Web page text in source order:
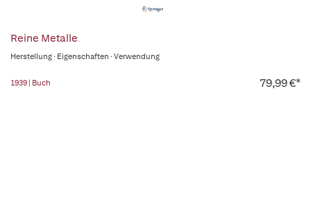
Reine Metalle
Herstellung · Eigenschaften · Verwendung
1939 | Buch 79,99 €*